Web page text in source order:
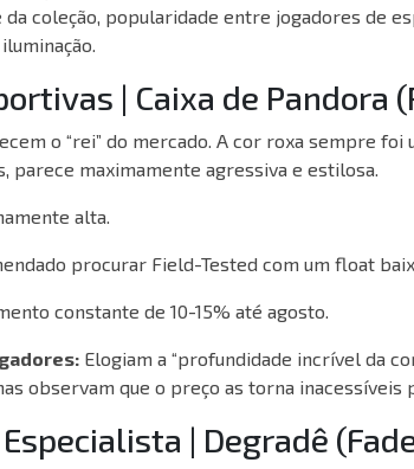
coleção, popularidade entre jogadores de
| Caixa de Pandora
o “rei” do mercado. A cor roxa sempre foi
parece maximamente agressiva e estilosa.
alta.
procurar Field-Tested com um float
constante de 10-15% até agosto.
Elogiam a “profundidade incrível da
observam que o preço as torna inacessíveis
| Degradê